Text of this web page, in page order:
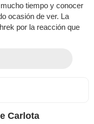
tiempo y conocer
ocasión de ver. La
por la reacción que
Carlota